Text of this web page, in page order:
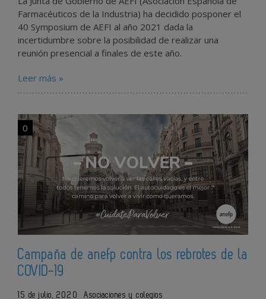
Farmacéuticos de la Industria) ha decidido posponer el
40 Symposium de AEFI al año 2021 dada la
incertidumbre sobre la posibilidad de realizar una
reunión presencial a finales de este año.
Leer más »
0
Campaña de anefp contra los rebrotes de la
COVID-19
15 de julio, 2020 Asociaciones y colegios